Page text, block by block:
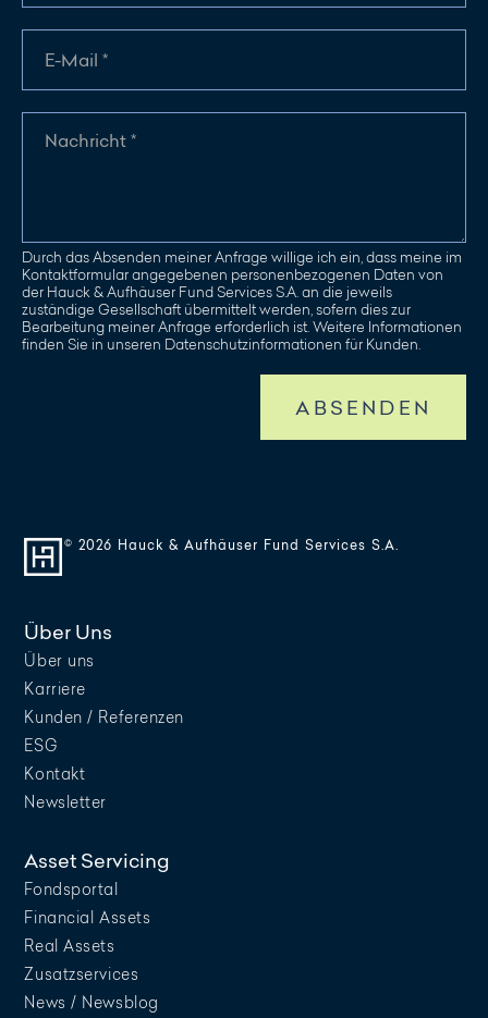
Durch das Absenden meiner Anfrage willige ich ein, dass meine im
Kontaktformular angegebenen personenbezogenen Daten von
der Hauck & Aufhäuser Fund Services S.A. an die jeweils
zuständige Gesellschaft übermittelt werden, sofern dies zur
Bearbeitung meiner Anfrage erforderlich ist. Weitere Informationen
finden Sie in unseren Datenschutzinformationen für Kunden.
ABSENDEN
© 2026 Hauck & Aufhäuser Fund Services S.A.
Über Uns
Über uns
Karriere
Kunden / Referenzen
ESG
Kontakt
Newsletter
Asset Servicing
Fondsportal
Financial Assets
Real Assets
Zusatzservices
News / Newsblog